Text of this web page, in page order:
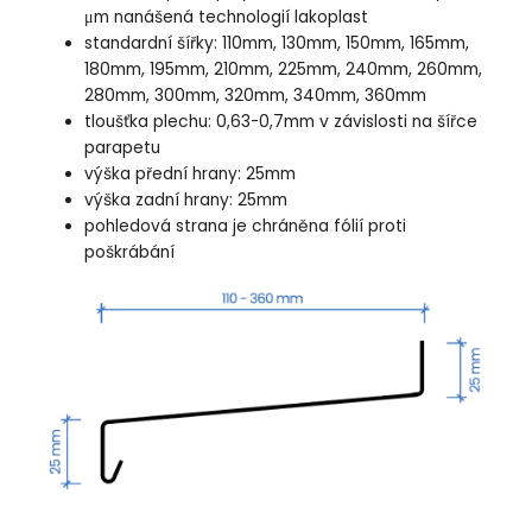
μm nanášená technologií lakoplast
standardní šířky: 110mm, 130mm, 150mm, 165mm,
180mm, 195mm, 210mm, 225mm, 240mm, 260mm,
280mm, 300mm, 320mm, 340mm, 360mm
tloušťka plechu: 0,63-0,7mm v závislosti na šířce
parapetu
výška přední hrany: 25mm
výška zadní hrany: 25mm
pohledová strana je chráněna fólií proti
poškrábání